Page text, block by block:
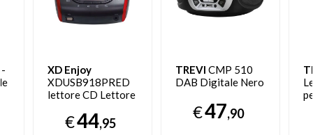
XD Enjoy
XDUSB918PRED
lettore CD Lettore
Rosso
€44,95
TREVI CMP 510
DAB Digitale Nero
€47,90